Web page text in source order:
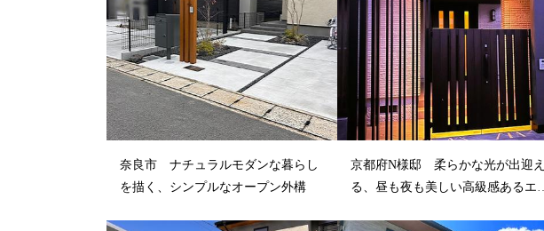
奈良市 ナチュラルモダンな暮らし
を描く、シンプルなオープン外構
京都府N様邸 柔らかな光が出迎え
る、昼も夜も美しい高級感あるエン